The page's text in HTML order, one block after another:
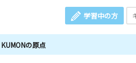
学習中の方
KUMONの原点